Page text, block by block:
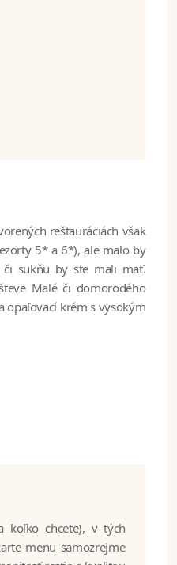
reštauráciách však
5* a 6*), ale malo by
či sukňu by ste mali mať.
Malé či domorodého
opaľovací krém s vysokým